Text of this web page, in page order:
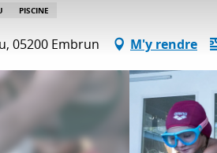
PISCINE
05200 Embrun M'y rendre